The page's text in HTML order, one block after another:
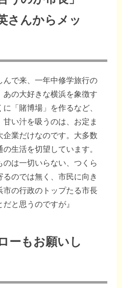
さんからメッ
んで来、一年中修学旅行の
あの大好きな横浜を象徴す
「賭博場」を作るなど、
い汁を吸うのは、お定ま
企業だけなのです。大多数
生活を切望しています。
のは一切いらない、つくら
のでは無く、市民に向き
市の行政のトップたる市長
と思うのですが』
ーもお願いし